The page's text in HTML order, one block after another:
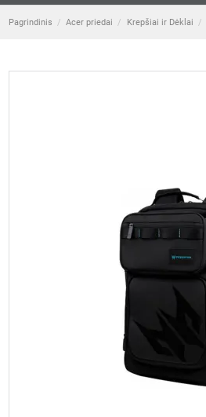
Pagrindinis Acer priedai Krepšiai ir Dėklai